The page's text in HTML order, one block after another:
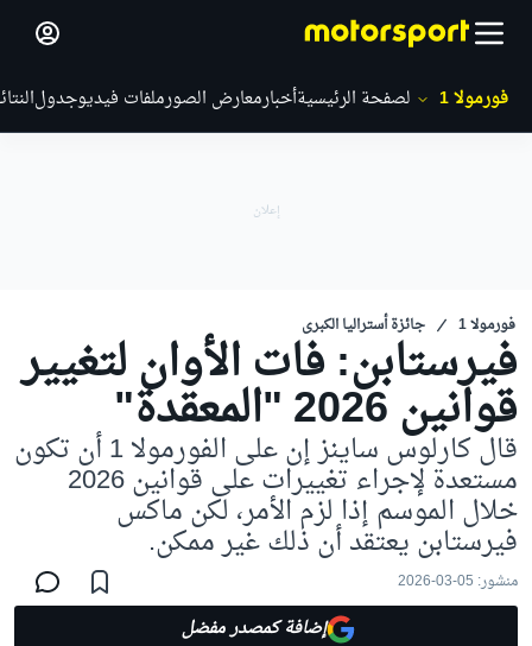
فورمولا 1 الصفحة الرئيسيةأخبارمعارض الصورملفات فيديوجدول
فورمولا 1 جائزة أستراليا الكبرى
فيرستابن: فات الأوان لتغيير
قوانين 2026 "المعقدة" قال كارلوس ساينز إن على الفورمولا 1 أن تكون
مستعدة لإجراء تغييرات على قوانين 2026
خلال الموسم إذا لزم الأمر، لكن ماكس
فيرستابن يعتقد أن ذلك غير ممكن.
منشور: 05-03-2026
إضافة كمصدر مفضل